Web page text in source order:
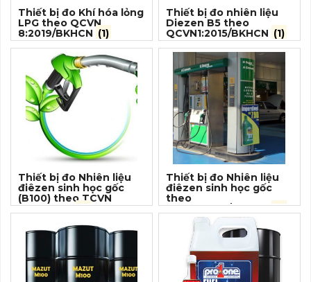
Thiết bị đo Khí hóa lỏng
LPG theo QCVN
8:2019/BKHCN (1)
Thiết bị đo nhiên liệu
Diezen B5 theo
QCVN1:2015/BKHCN (1)
Thiết bị đo Nhiên liệu
điêzen sinh học gốc
(B100) theo TCVN
7717:2007(1)
Thiết bị đo Nhiên liệu
điêzen sinh học gốc
theo
QCVN1:2015/BKHCN(1)